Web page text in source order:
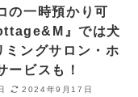
の一時預かり可
』では犬
ミングサロン・ホ
ービスも！
2024年9月17日